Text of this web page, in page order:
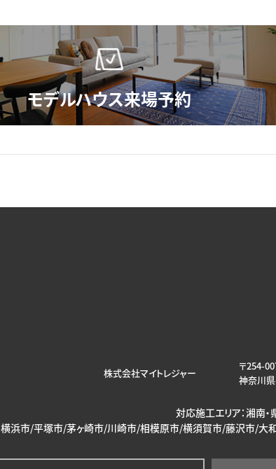
株式会社マイトレジャー
〒254-
神奈川
対応施工エリア：湘南
横浜市/平塚市/茅ヶ崎市/川崎市/相模原市/横須賀市/藤沢市/